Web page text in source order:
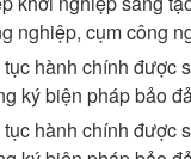
nghiệp, cụm công
hành chính được
ký biện pháp bảo
hành chính được